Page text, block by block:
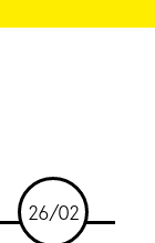
26/02